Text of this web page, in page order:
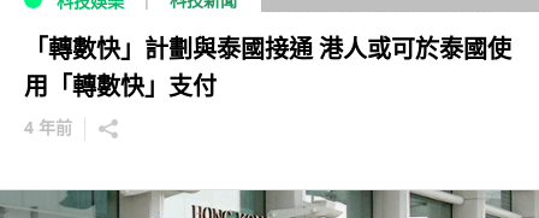
「轉數快」計劃與泰國接通 港人或可於泰國使
用「轉數快」支付
4 年前